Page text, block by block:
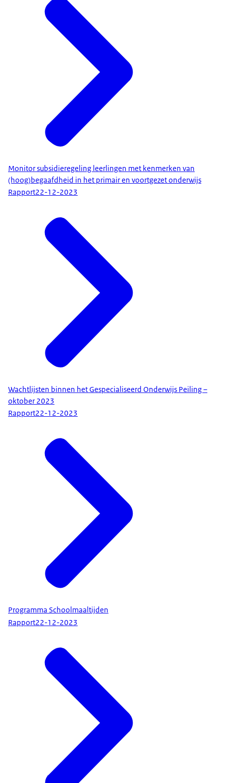
Monitor subsidieregeling leerlingen met kenmerken van
(hoog)begaafdheid in het primair en voortgezet onderwijs
Rapport22-12-2023
Wachtlijsten binnen het Gespecialiseerd Onderwijs Peiling –
oktober 2023
Rapport22-12-2023
Programma Schoolmaaltijden
Rapport22-12-2023